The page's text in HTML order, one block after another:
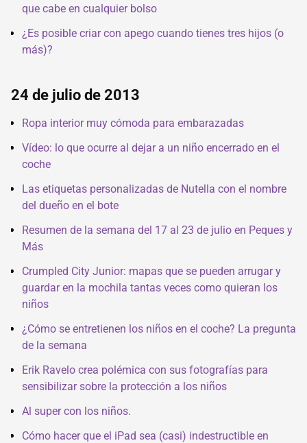
que cabe en cualquier bolso
¿Es posible criar con apego cuando tienes tres hijos (o
más)?
24 de julio de 2013
Ropa interior muy cómoda para embarazadas
Vídeo: lo que ocurre al dejar a un niño encerrado en el
coche
Las etiquetas personalizadas de Nutella con el nombre
del dueño en el bote
Resumen de la semana del 17 al 23 de julio en Peques y
Más
Crumpled City Junior: mapas que se pueden arrugar y
guardar en la mochila tantas veces como quieran los
niños
¿Cómo se entretienen los niños en el coche? La pregunta
de la semana
Erik Ravelo crea polémica con sus fotografías para
sensibilizar sobre la protección a los niños
Al super con los niños.
Cómo hacer que el iPad sea (casi) indestructible en